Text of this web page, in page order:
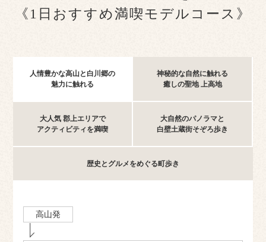
《1日おすすめ満喫モデルコース》
人情豊かな高山と白川郷の
魅力に触れる
神秘的な自然に触れる
癒しの聖地 上高地
大人気 郡上エリアで
アクティビティを満喫
大自然のパノラマと
白壁土蔵街そぞろ歩き
歴史とグルメをめぐる町歩き
高山発